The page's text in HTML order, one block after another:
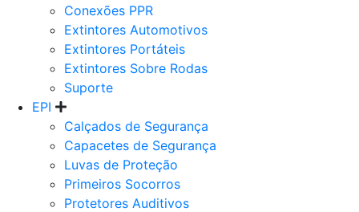
Conexões PPR
Extintores Automotivos
Extintores Portáteis
Extintores Sobre Rodas
Suporte
EPI
Calçados de Segurança
Capacetes de Segurança
Luvas de Proteção
Primeiros Socorros
Protetores Auditivos